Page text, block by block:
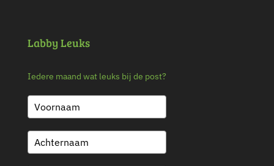
Labby Leuks
Iedere maand wat leuks bij de post?